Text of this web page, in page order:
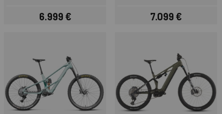
Preu
6.999 € Preu
7.099 €